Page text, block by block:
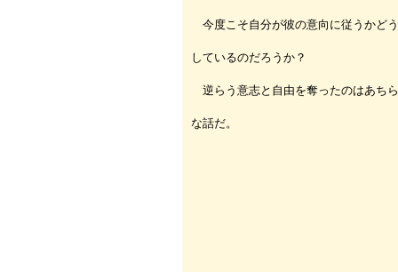
今度こそ自分が彼の意向に従うかど
しているのだろうか？
逆らう意志と自由を奪ったのはあち
な話だ。